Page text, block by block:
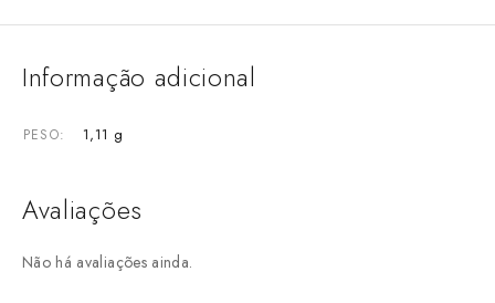
Informação adicional
PESO 1,11 g
Avaliações
Não há avaliações ainda.